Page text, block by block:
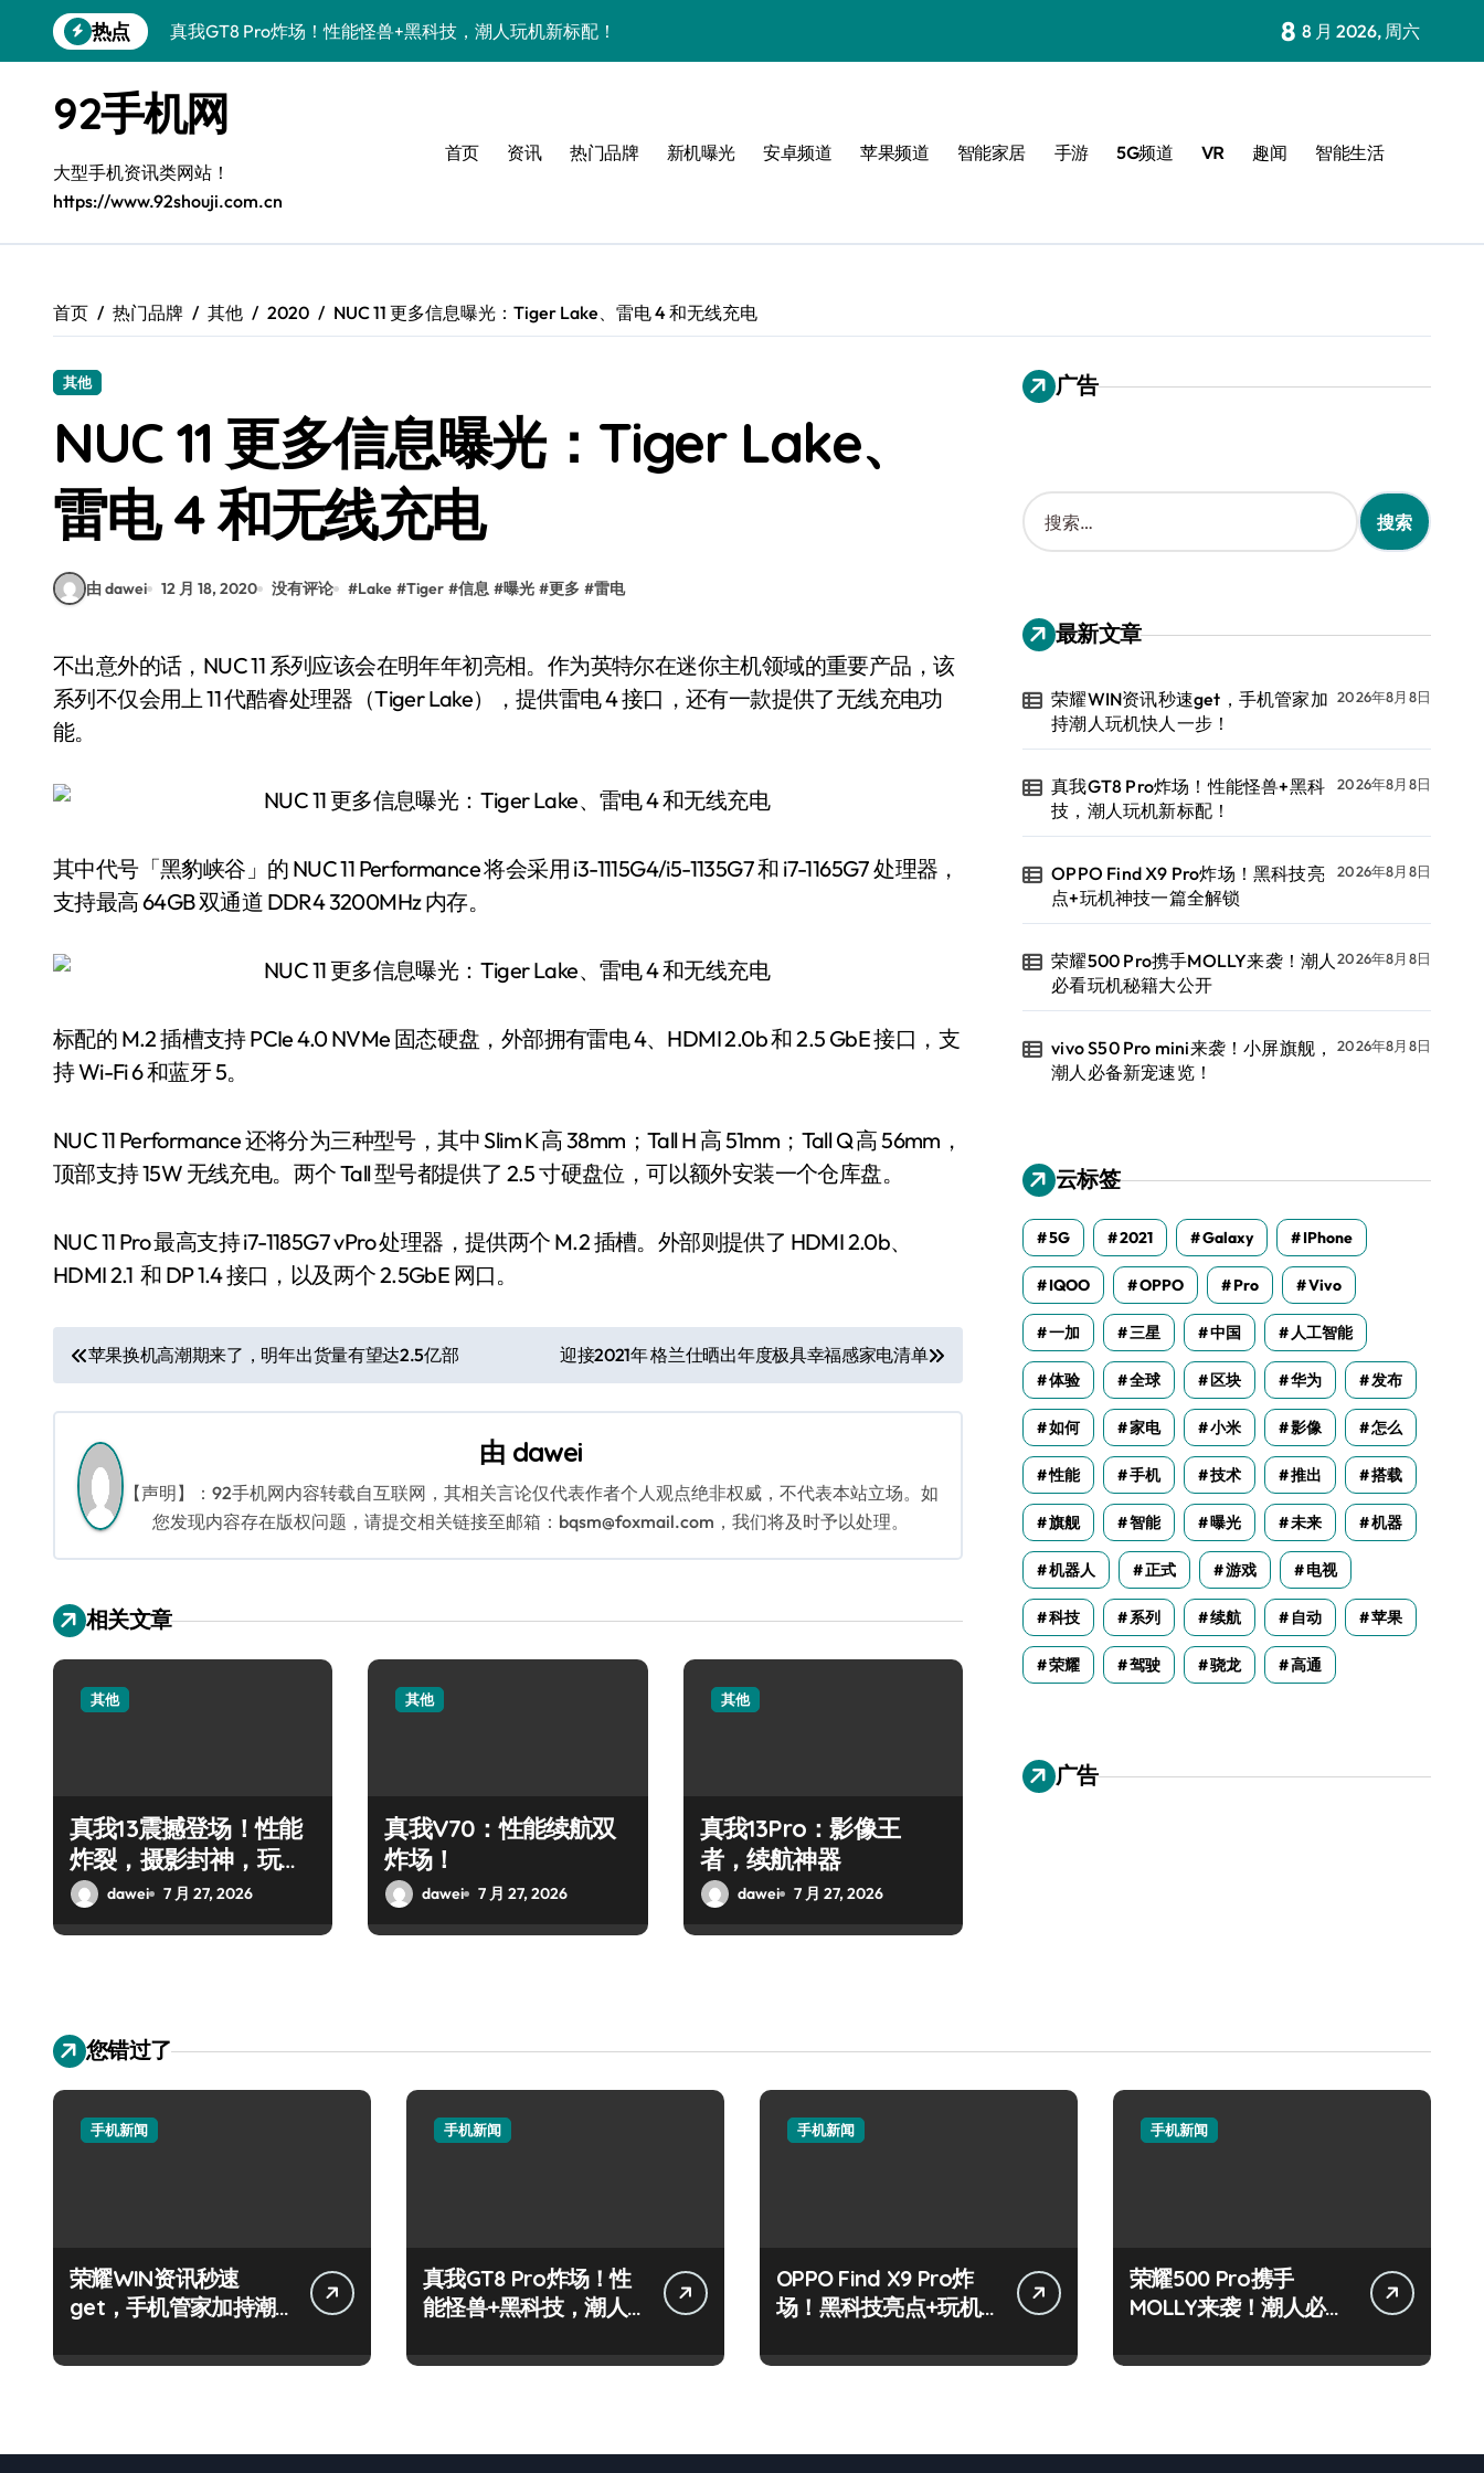
到
热点
真我GT8 Pro炸场！性能怪兽+黑科技，潮人玩机新标配！
荣耀500 Pro携手MOLLY来袭！潮人必看玩机秘籍大公开
vivo S50 Pro mini来袭！小屏旗舰，潮人必备新宠速览！
REDMI K90炸场来袭！性能怪兽+黑科技配置全揭秘
荣耀ROBOT PHONE炸场！手机一握，智能资讯全收割！
iPhone 17e炸场来袭！性能配置大升级，潮人速来围观！
荣耀WIN资讯秒速get，手机管家加持潮人玩机快人一步！
8 8 月 2026, 周六
92手机网
大型手机资讯类网站！
https://www.92shouji.com.cn
首页 资讯 热门品牌 新机曝光 安卓频道 苹果频道 智能家居 手游 5G频道 VR 趣闻 智能生活
首页 热门品牌 其他 2020 NUC 11 更多信息曝光：Tiger Lake、雷电 4 和无线充电
其他
NUC 11 更多信息曝光：Tiger Lake、
雷电 4 和无线充电
由 dawei 12 月 18, 2020 没有评论 #Lake #Tiger #信息 #曝光 #更多 #雷电
不出意外的话，NUC 11 系列应该会在明年年初亮相。作为英特尔在迷你主机领域的重要产品，该
系列不仅会用上 11 代酷睿处理器（Tiger Lake），提供雷电 4 接口，还有一款提供了无线充电功
能。
其中代号「黑豹峡谷」的 NUC 11 Performance 将会采用 i3-1115G4/i5-1135G7 和 i7-1165G7 处理器，
支持最高 64GB 双通道 DDR4 3200MHz 内存。
标配的 M.2 插槽支持 PCIe 4.0 NVMe 固态硬盘，外部拥有雷电 4、HDMI 2.0b 和 2.5 GbE 接口，支
持 Wi-Fi 6 和蓝牙 5。
NUC 11 Performance 还将分为三种型号，其中 Slim K 高 38mm；Tall H 高 51mm；Tall Q 高 56mm，
顶部支持 15W 无线充电。两个 Tall 型号都提供了 2.5 寸硬盘位，可以额外安装一个仓库盘。
NUC 11 Pro 最高支持 i7-1185G7 vPro 处理器，提供两个 M.2 插槽。外部则提供了 HDMI 2.0b、
HDMI 2.1 和 DP 1.4 接口，以及两个 2.5GbE 网口。
文
章
导
航
苹果换机高潮期来了，明年出货量有望达2.5亿部 迎接2021年 格兰仕晒出年度极具幸福感家电清单
由 dawei
【声明】：92手机网内容转载自互联网，其相关言论仅代表作者个人观点绝非权威，不代表本站立场。如
您发现内容存在版权问题，请提交相关链接至邮箱：bqsm@foxmail.com，我们将及时予以处理。
相关文章
其他
真我13震撼登场！性能
炸裂，摄影封神，玩机
党狂欢！
dawei 7 月 27, 2026
其他
真我V70：性能续航双
炸场！
dawei 7 月 27, 2026
其他
真我13Pro：影像王
者，续航神器
dawei 7 月 27, 2026
广告
搜
索
：
最新文章
荣耀WIN资讯秒速get，手机管家加
持潮人玩机快人一步！
2026年8月8日
真我GT8 Pro炸场！性能怪兽+黑科
技，潮人玩机新标配！
2026年8月8日
OPPO Find X9 Pro炸场！黑科技亮
点+玩机神技一篇全解锁
2026年8月8日
荣耀500 Pro携手MOLLY来袭！潮人
必看玩机秘籍大公开
2026年8月8日
vivo S50 Pro mini来袭！小屏旗舰，
潮人必备新宠速览！
2026年8月8日
云标签
5G 2021 Galaxy IPhone
IQOO OPPO Pro Vivo
一加 三星 中国 人工智能
体验 全球 区块 华为 发布
如何 家电 小米 影像 怎么
性能 手机 技术 推出 搭载
旗舰 智能 曝光 未来 机器
机器人 正式 游戏 电视
科技 系列 续航 自动 苹果
荣耀 驾驶 骁龙 高通
广告
您错过了
手机新闻
荣耀WIN资讯秒速
get，手机管家加持潮
手机新闻
真我GT8 Pro炸场！性
能怪兽+黑科技，潮人
手机新闻
OPPO Find X9 Pro炸
场！黑科技亮点+玩机
手机新闻
荣耀500 Pro携手
MOLLY来袭！潮人必看